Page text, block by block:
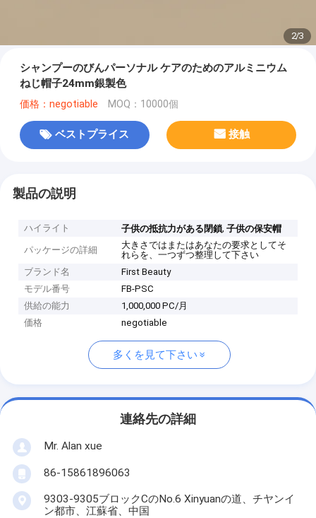
2/3
シャンプーのびんパーソナル ケアのためのアルミニウム
ねじ帽子24mm銀製色
価格：negotiable MOQ：10000個
ベストプライス 接触
製品の説明
ハイライト 子供の抵抗力がある閉鎖,子供の保安帽
パッケージの詳細
大きさではまたはあなたの要求としてそ
れらを、一つずつ整理して下さい
ブランド名
First Beauty
モデル番号
FB-PSC
供給の能力
1,000,000 PC/月
価格
negotiable
多くを見て下さい
連絡先の詳細
Mr. Alan xue
86-15861896063
9303-9305ブロックCのNo.6 Xinyuanの道、チヤンイ
ン都市、江蘇省、中国